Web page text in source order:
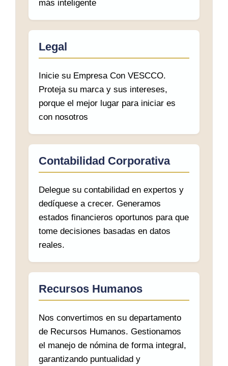
más inteligente
Legal
Inicie su Empresa Con VESCCO.
Proteja su marca y sus intereses,
porque el mejor lugar para iniciar es
con nosotros
Contabilidad Corporativa
Delegue su contabilidad en expertos y
dedíquese a crecer. Generamos
estados financieros oportunos para que
tome decisiones basadas en datos
reales.
Recursos Humanos
Nos convertimos en su departamento
de Recursos Humanos. Gestionamos
el manejo de nómina de forma integral,
garantizando puntualidad y